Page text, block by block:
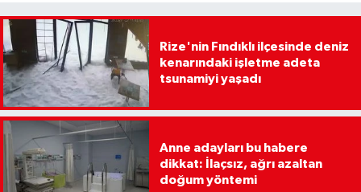
Rize'nin Fındıklı ilçesinde deniz
kenarındaki işletme adeta
tsunamiyi yaşadı
Anne adayları bu habere
dikkat: İlaçsız, ağrı azaltan
doğum yöntemi